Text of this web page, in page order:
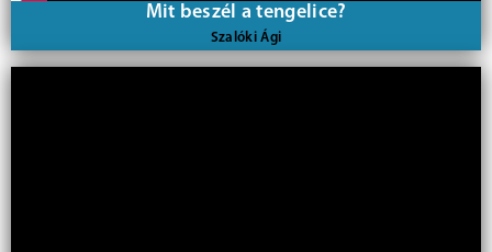
Mit beszél a tengelice?
Szalóki Ági